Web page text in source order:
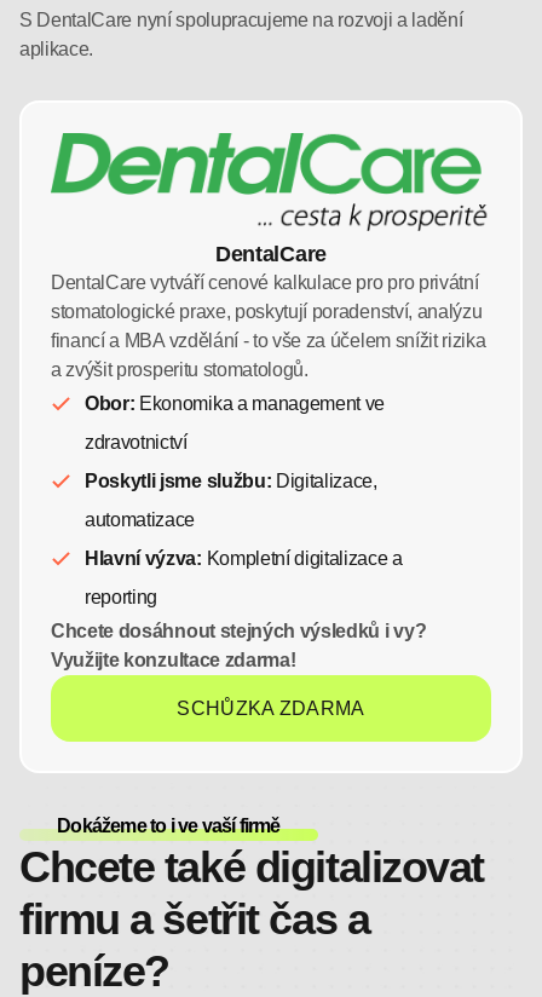
S DentalCare nyní spolupracujeme na rozvoji a ladění
aplikace.
DentalCare
DentalCare vytváří cenové kalkulace pro pro privátní
stomatologické praxe, poskytují poradenství, analýzu
financí a MBA vzdělání - to vše za účelem snížit rizika
a zvýšit prosperitu stomatologů.
Obor: Ekonomika a management ve
zdravotnictví
Poskytli jsme službu: Digitalizace,
automatizace
Hlavní výzva: Kompletní digitalizace a
reporting
Chcete dosáhnout stejných výsledků i vy?
Využijte konzultace zdarma!
SCHŮZKA ZDARMA
Dokážeme to i ve vaší firmě
Chcete také digitalizovat
firmu a šetřit čas a
peníze?